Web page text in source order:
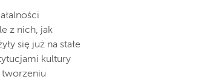
z nich, jak
się już na stałe
kultury
tworzeniu